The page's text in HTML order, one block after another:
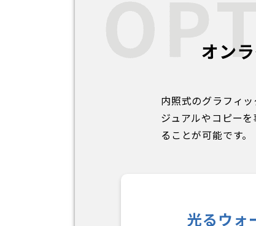
オン
内照式のグラフィ
ジュアルやコピー
ることが可能です。
光るウォ